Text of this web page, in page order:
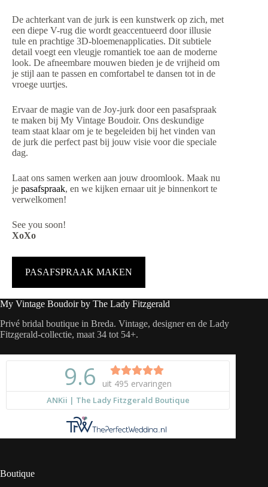
De achterkant van de jurk is een kunstwerk op zich, met
een diepe V-rug die wordt geaccentueerd door illusie
tule en prachtige 3D-bloemenapplicaties. Dit subtiele
detail voegt een vleugje romantiek toe aan de moderne
look. De afneembare mouwen bieden je de vrijheid om
je stijl aan te passen en comfortabel te dansen tot in de
vroege uurtjes.
Ervaar de magie van de Joy-jurk door een pasafspraak
te maken bij My Vintage Boudoir. Ons deskundige
team staat klaar om je te begeleiden bij het vinden van
de jurk die perfect past bij jouw visie voor die speciale
dag.
Laat ons samen werken aan jouw droomlook. Maak nu
je pasafspraak, en we kijken ernaar uit je binnenkort te
verwelkomen!
See you soon!
XoXo
PASAFSPRAAK MAKEN
My Vintage Boudoir by The Lady Fitzgerald
Privé bridal boutique in Breda. Vintage, designer en de Lady
Fitzgerald-collectie, maat 34 tot 54+.
Boutique